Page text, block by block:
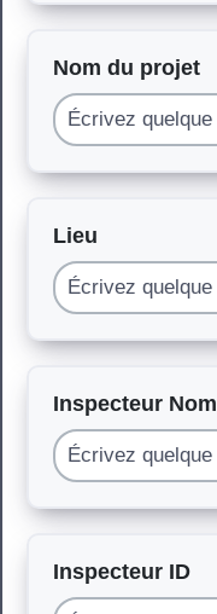
Nom du projet
Lieu
Inspecteur Nom
Inspecteur ID